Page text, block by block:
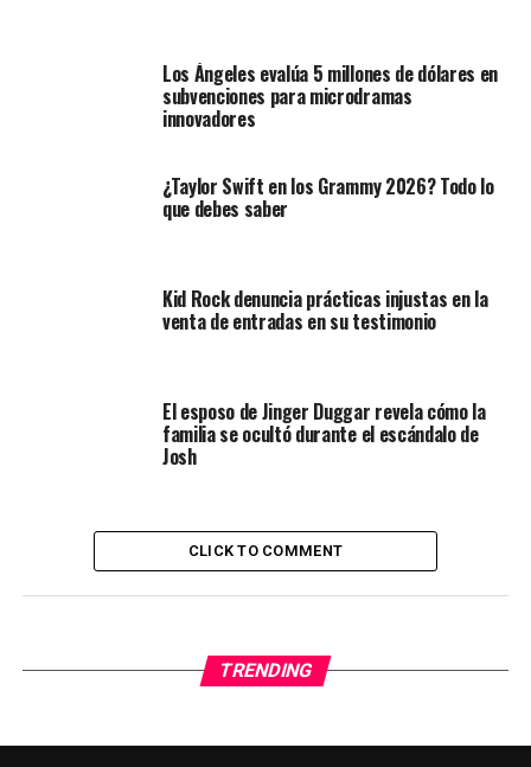
Los Ángeles evalúa 5 millones de dólares en
subvenciones para microdramas
innovadores
¿Taylor Swift en los Grammy 2026? Todo lo
que debes saber
Kid Rock denuncia prácticas injustas en la
venta de entradas en su testimonio
El esposo de Jinger Duggar revela cómo la
familia se ocultó durante el escándalo de
Josh
CLICK TO COMMENT
TRENDING